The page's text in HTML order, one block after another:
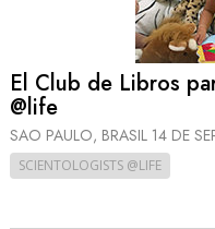
El Club de Libros
@life
SAO PAULO, BRASIL 14 DE
SCIENTOLOGISTS @LIFE